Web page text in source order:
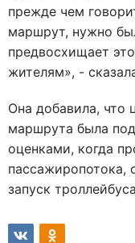
прежде чем
маршрут, нужно
предвосхищает
жителям», -
Она добавила, что
маршрута была
оценками, когда
пассажиропотока,
запуск